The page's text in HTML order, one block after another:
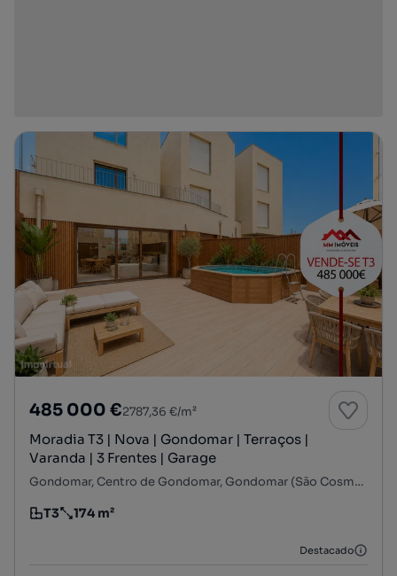
485 000 €2787,36 €/m²
Moradia T3 | Nova | Gondomar | Terraços |
Varanda | 3 Frentes | Garage
Gondomar, Centro de Gondomar, Gondomar (São Cosme), Valbom e Jovim, Gondomar, Porto
Tipologia
T3
Preço por metro quadrado
174 m²
Destacado